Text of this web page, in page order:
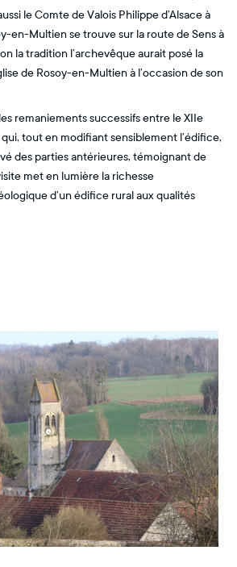
le Comte de Valois Philippe d’Alsace à
en-Multien se trouve sur la route de Sens à
la tradition l’archevêque aurait posé la
de Rosoy-en-Multien à l’occasion de son
remaniements successifs entre le XIIe
tout en modifiant sensiblement l’édifice,
des parties antérieures, témoignant de
met en lumière la richesse
d’un édifice rural aux qualités